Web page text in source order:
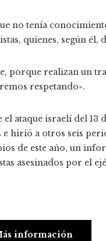
no tenía
quienes, según él,
porque realizan un
respetando».
ataque israelí del 13
e hirió a otros seis
de este año, un
asesinados por el
información